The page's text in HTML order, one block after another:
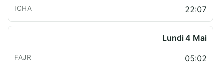
22:07
Lundi 4 Mai
05:02